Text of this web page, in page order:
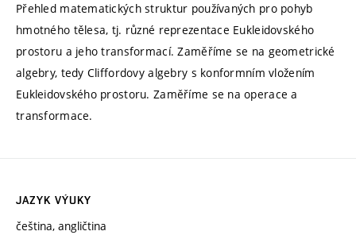
Přehled matematických struktur používaných pro pohyb
hmotného tělesa, tj. různé reprezentace Eukleidovského
prostoru a jeho transformací. Zaměříme se na geometrické
algebry, tedy Cliffordovy algebry s konformním vložením
Eukleidovského prostoru. Zaměříme se na operace a
transformace.
JAZYK VÝUKY
čeština, angličtina